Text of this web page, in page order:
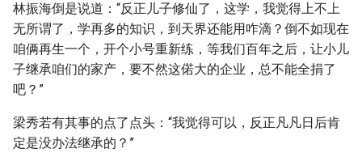
林振海倒是说道：“反正儿子修仙了，这学，我觉得上不上
无所谓了，学再多的知识，到天界还能用咋滴？倒不如现在
咱俩再生一个，开个小号重新练，等我们百年之后，让小儿
子继承咱们的家产，要不然这偌大的企业，总不能全捐了
吧？”
梁秀若有其事的点了点头：“我觉得可以，反正凡凡日后肯
定是没办法继承的？”